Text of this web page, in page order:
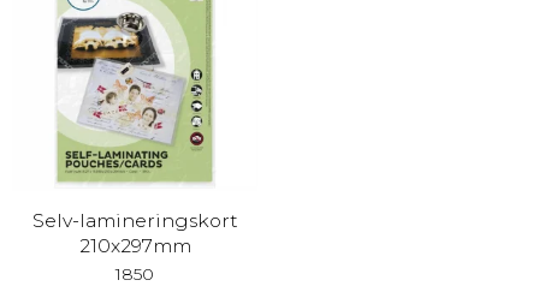
Selv-lamineringskort
210x297mm
1850